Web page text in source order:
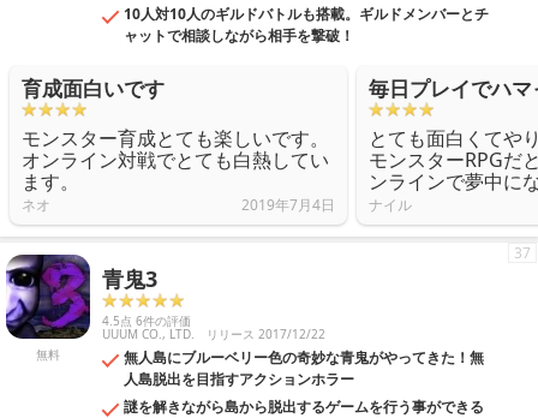
10人対10人のギルドバトルも搭載。ギルドメンバーとチ
ャットで相談しながら相手を撃破！
育成面白いです
モンスター育成とても楽しいです。
オンライン対戦でとても白熱してい
ます。
ネオ 2019年7月4日
毎日プレイでハ
とても面白くてや
モンスターRPGだ
ンラインで夢中に
ナイル
無料
青鬼3
4.5点 6件の評価
UUUM CO., LTD. リリース 2017/12/22
無人島にブルーベリー色の奇妙な青鬼がやってきた！無
人島脱出を目指すアクションホラー
謎を解きながら島から脱出するゲームを行う事ができる
37